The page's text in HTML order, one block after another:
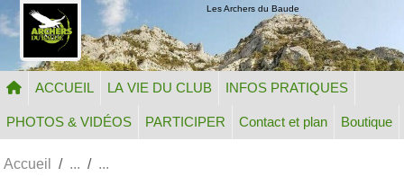
Les Archers du Baude
ACCUEIL LA VIE DU CLUB INFOS PRATIQUES
PHOTOS & VIDÉOS PARTICIPER Contact et plan Boutique
Accueil
Panneau de gestion des cookies